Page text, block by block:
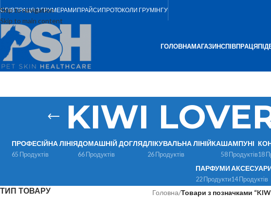
Skip to navigation
Skip to main content
СПІВПРАЦЯ З ГРУМЕРАМИПРАЙСИПРОТОКОЛИ ГРУМІНГУ
ГОЛОВНАМАГАЗИНСПІВПРАЦЯ
KIWI
ПРОФЕСІЙНА ЛІНІЯ
65 Продуктів
ДОМАШНІЙ ДОГЛЯД
66 Продуктів
ЛІКУВАЛЬНА ЛІНІЙКА
26 Продуктів
ШАМПУНІ
58 Продуктів18
ПАРФУМИ
22 Продукти14 Продуктів
ТИП ТОВАРУ Головна/Товари з позначками